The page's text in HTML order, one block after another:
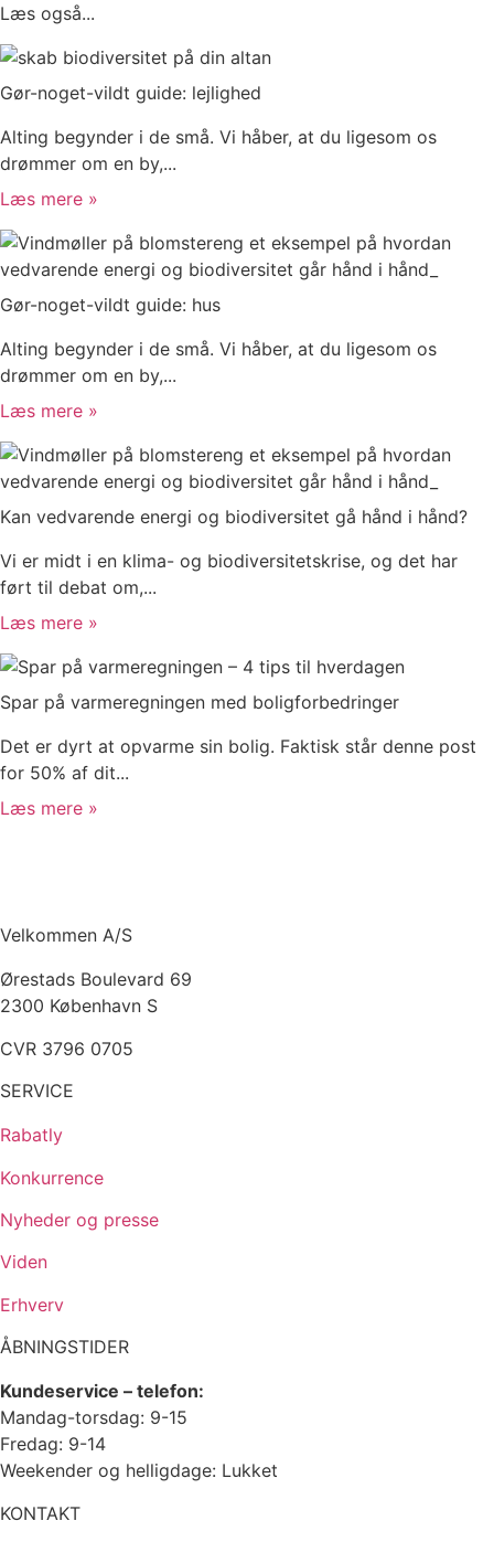
Læs også...
Gør-noget-vildt guide: lejlighed
Alting begynder i de små. Vi håber, at du ligesom os
drømmer om en by,...
Læs mere »
Gør-noget-vildt guide: hus
Alting begynder i de små. Vi håber, at du ligesom os
drømmer om en by,...
Læs mere »
Kan vedvarende energi og biodiversitet gå hånd i hånd?
Vi er midt i en klima- og biodiversitetskrise, og det har
ført til debat om,...
Læs mere »
Spar på varmeregningen med boligforbedringer
Det er dyrt at opvarme sin bolig. Faktisk står denne post
for 50% af dit...
Læs mere »
Velkommen A/S
Ørestads Boulevard 69
2300 København S
CVR 3796 0705
SERVICE
Rabatly
Konkurrence
Nyheder og presse
Viden
Erhverv
ÅBNINGSTIDER
Kundeservice – telefon:
Mandag-torsdag: 9-15
Fredag: 9-14
Weekender og helligdage: Lukket
KONTAKT